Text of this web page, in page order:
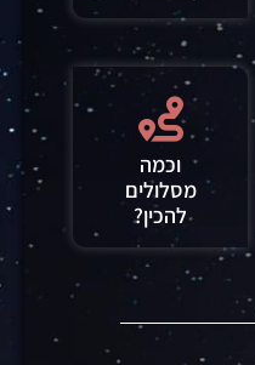
וכמה
מסלולים
להכין?